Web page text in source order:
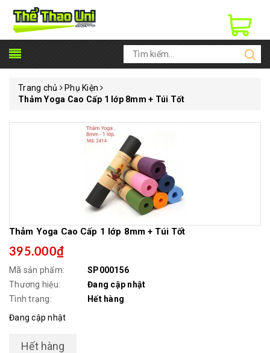
Trang chủ
Phụ Kiện
Thảm Yoga Cao Cấp 1 lớp 8mm + Túi Tốt
Thảm Yoga Cao Cấp 1 lớp 8mm + Túi Tốt
395.000₫
Mã sản phẩm:
SP000156
Thương hiệu:
Đang cập nhật
Tình trạng:
Hết hàng
Đang cập nhật
Hết hàng